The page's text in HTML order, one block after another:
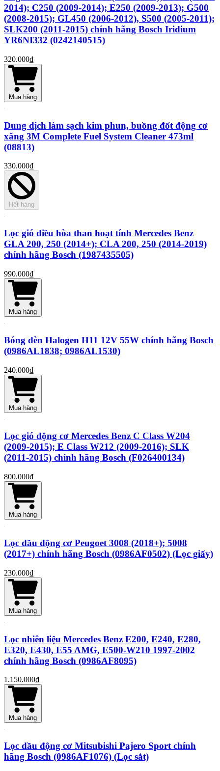
2014); C250 (2009-2014); E250 (2009-2013); G500
(2008-2015); GL450 (2006-2012), S500 (2005-2011);
SLK200 (2011-2015) chính hãng Bosch Iridium
YR6NI332 (0242140515)
320.000₫
Mua hàng
Dung dịch làm sạch kim phun, buồng đốt động cơ
xăng 3M Complete Fuel System Cleaner 473ml
(08813)
330.000₫
Hết hàng
Lọc gió điều hòa than hoạt tính Mercedes Benz
GLA 200, 250 (2014+); CLA 200, 250 (2014-2019)
chính hãng Bosch (1987435505)
990.000₫
Mua hàng
Bóng đèn Halogen H11 12V 55W chính hãng Bosch
(0986AL1838; 0986AL1530)
240.000₫
Mua hàng
Lọc gió động cơ Mercedes Benz C Class W204
(2009-2015); E Class W212 (2009-2016); SLK
(2011-2015) chính hãng Bosch (F026400134)
800.000₫
Mua hàng
Lọc dầu động cơ Peugoet 3008 (2018+); 5008
(2017+) chính hãng Bosch (0986AF0502) (Lọc giấy)
230.000₫
Mua hàng
Lọc nhiên liệu Mercedes Benz E200, E240, E280,
E320, E430, E55 AMG, E500-W210 1997-2002
chính hãng Bosch (0986AF8095)
1.150.000₫
Mua hàng
Lọc dầu động cơ Mitsubishi Pajero Sport chính
hãng Bosch (0986AF1076) (Lọc sắt)